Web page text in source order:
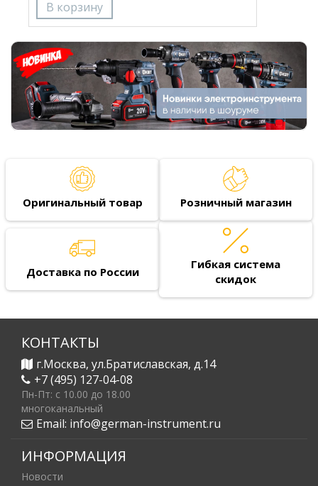
Оригинальный товар Розничный магазин
Доставка по России
Гибкая система
скидок
КОНТАКТЫ
г.Москва, ул.Братиславская, д.14
+7 (495) 127-04-08
Пн-Пт: c 10.00 до 18.00
многоканальный
Email: info@german-instrument.ru
ИНФОРМАЦИЯ
Новости